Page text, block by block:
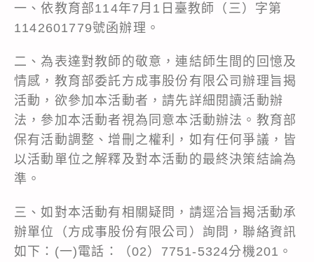
一、依教育部114年7月1日臺教師（三）字第
1142601779號函辦理。
二、為表達對教師的敬意，連結師生間的回憶及
情感，教育部委託方成事股份有限公司辦理旨揭
活動，欲參加本活動者，請先詳細閱讀活動辦
法，參加本活動者視為同意本活動辦法。教育部
保有活動調整、增刪之權利，如有任何爭議，皆
以活動單位之解釋及對本活動的最終決策結論為
準。
三、如對本活動有相關疑問，請逕洽旨揭活動承
辦單位（方成事股份有限公司）詢問，聯絡資訊
如下：(一)電話：（02）7751-5324分機201。